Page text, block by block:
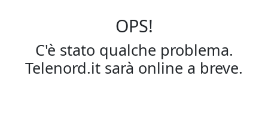
OPS!
C'è stato qualche problema.
Telenord.it sarà online a breve.